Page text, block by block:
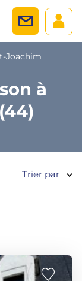
Joachim
à
Trier par